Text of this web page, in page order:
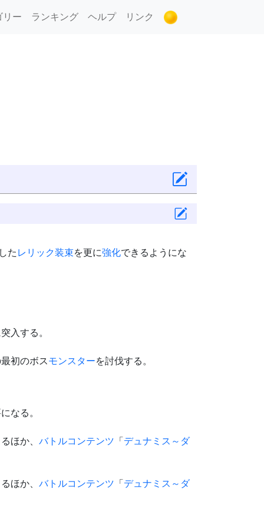
リー ランキング ヘルプ
リンク
したレリック装束を更に強化できるようにな
入する。
最初のボスモンスターを討伐する。
なる。
ほか、 バトルコンテンツ 「デュナミス～ダ
ほか、 バトルコンテンツ 「デュナミス～ダ